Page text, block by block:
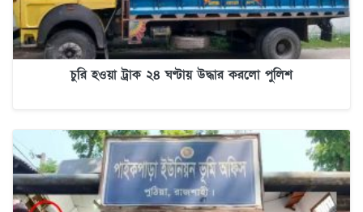
চুরি হওয়া ট্রাক ২৪ ঘণ্টায় উদ্ধার করলো পুলিশ